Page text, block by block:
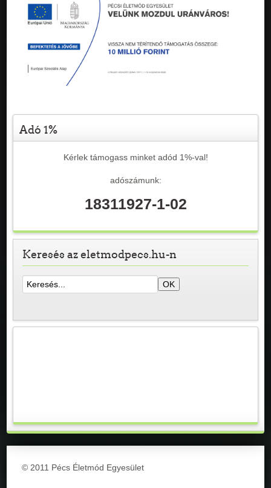
Adó 1%
Kérlek támogass minket adód 1%-val!
adószámunk:
18311927-1-02
Keresés az eletmodpecs.hu-n
© 2011 Pécs Életmód Egyesület